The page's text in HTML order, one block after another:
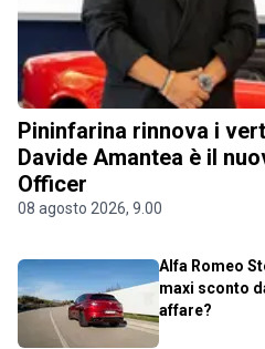
Pininfarina rinnova i
Davide Amantea è il
Officer
08 agosto 2026, 9.00
Alfa Romeo
maxi sconto
affare?